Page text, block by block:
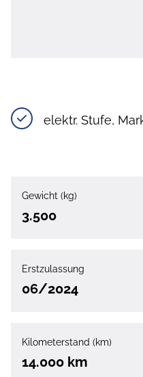
elektr. Stufe,
Gewicht (kg)
3.500
Erstzulassung
06/2024
Kilometerstand (km)
14.000 km